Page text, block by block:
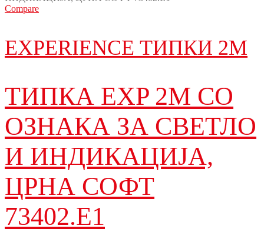
Compare
EXPERIENCE ТИПКИ 2М
ТИПКА EXP 2M СО
ОЗНАКА ЗА СВЕТЛО
И ИНДИКАЦИЈА,
ЦРНА СОФТ
73402.E1